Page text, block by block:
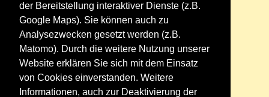
der Bereitstellung interaktiver Dienste (z.B.
Google Maps). Sie können auch zu
Analysezwecken gesetzt werden (z.B.
Matomo). Durch die weitere Nutzung unserer
Website erklären Sie sich mit dem Einsatz
von Cookies einverstanden. Weitere
Informationen, auch zur Deaktivierung der